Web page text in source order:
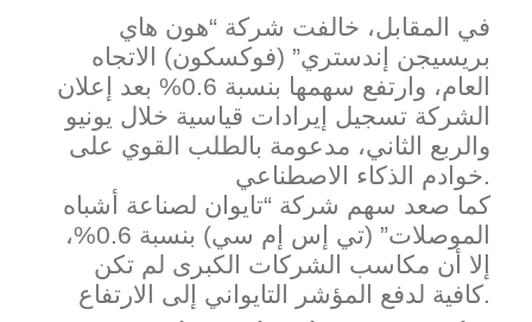
في المقابل، خالفت شركة “هون هاي
بريسيجن إندستري” (فوكسكون) الاتجاه
العام، وارتفع سهمها بنسبة 0.6%
بعد إعلان
الشركة تسجيل إيرادات قياسية خلال يونيو
والربع الثاني، مدعومة بالطلب القوي على
خوادم الذكاء الاصطناعي.
كما صعد سهم شركة “تايوان لصناعة أشباه
الموصلات” (تي إس إم سي) بنسبة 0.6%،
إلا أن مكاسب الشركات الكبرى لم تكن
كافية لدفع المؤشر التايواني إلى الارتفاع.